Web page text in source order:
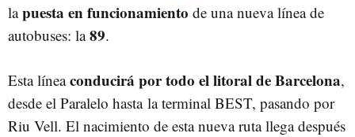
lapuesta en funcionamiento de una nueva línea de
autobuses: la89.
Esta líneaconducirá por todo el litoral de Barcelona,
desde el Paralelo hasta la terminal BEST, pasando por
Riu Vell. El nacimiento de esta nueva ruta llega después